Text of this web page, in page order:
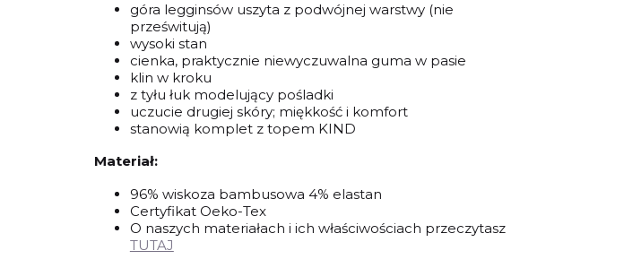
góra legginsów uszyta z podwójnej warstwy (nie
prześwitują)
wysoki stan
cienka, praktycznie niewyczuwalna guma w pasie
klin w kroku
z tyłu łuk modelujący pośladki
uczucie drugiej skóry; miękkość i komfort
stanowią komplet z topem KIND
Materiał:
96% wiskoza bambusowa 4% elastan
Certyfikat Oeko-Tex
O naszych materiałach i ich właściwościach przeczytasz
TUTAJ